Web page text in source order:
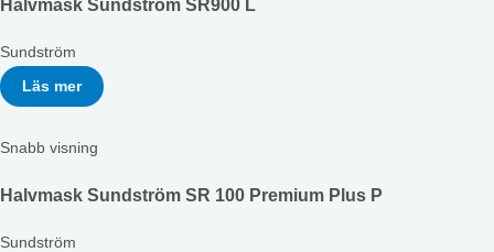
Halvmask Sundström SR900 L
Sundström
Läs mer
Snabb visning
Halvmask Sundström SR 100 Premium Plus P
Sundström